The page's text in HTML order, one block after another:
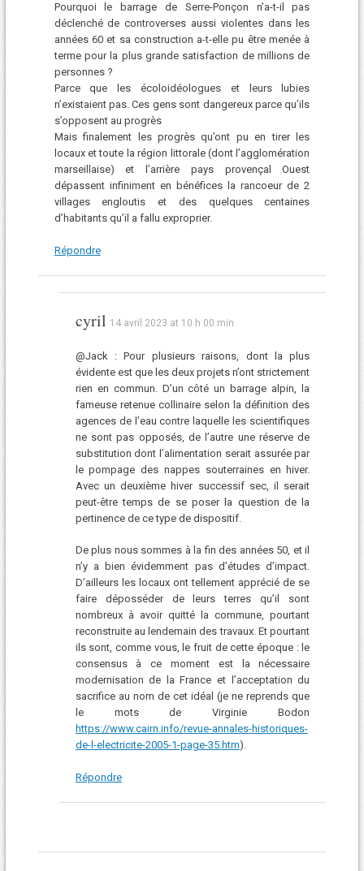
Pourquoi le barrage de Serre-Ponçon n’a-t-il pas
déclenché de controverses aussi violentes dans les
années 60 et sa construction a-t-elle pu être menée à
terme pour la plus grande satisfaction de millions de
personnes ?
Parce que les écoloidéologues et leurs lubies
n’existaient pas. Ces gens sont dangereux parce qu’ils
s’opposent au progrès
Mais finalement les progrès qu’ont pu en tirer les
locaux et toute la région littorale (dont l’agglomération
marseillaise) et l’arrière pays provençal Ouest
dépassent infiniment en bénéfices la rancoeur de 2
villages engloutis et des quelques centaines
d’habitants qu’il a fallu exproprier.
Répondre
cyril 14 avril 2023 at 10 h 00 min
@Jack : Pour plusieurs raisons, dont la plus
évidente est que les deux projets n’ont strictement
rien en commun. D’un côté un barrage alpin, la
fameuse retenue collinaire selon la définition des
agences de l’eau contre laquelle les scientifiques
ne sont pas opposés, de l’autre une réserve de
substitution dont l’alimentation serait assurée par
le pompage des nappes souterraines en hiver.
Avec un deuxième hiver successif sec, il serait
peut-être temps de se poser la question de la
pertinence de ce type de dispositif.
De plus nous sommes à la fin des années 50, et il
n’y a bien évidemment pas d’études d’impact.
D’ailleurs les locaux ont tellement apprécié de se
faire déposséder de leurs terres qu’il sont
nombreux à avoir quitté la commune, pourtant
reconstruite au lendemain des travaux. Et pourtant
ils sont, comme vous, le fruit de cette époque : le
consensus à ce moment est la nécessaire
modernisation de la France et l’acceptation du
sacrifice au nom de cet idéal (je ne reprends que
le mots de Virginie Bodon
https://www.cairn.info/revue-annales-historiques-
de-l-electricite-2005-1-page-35.htm).
Répondre